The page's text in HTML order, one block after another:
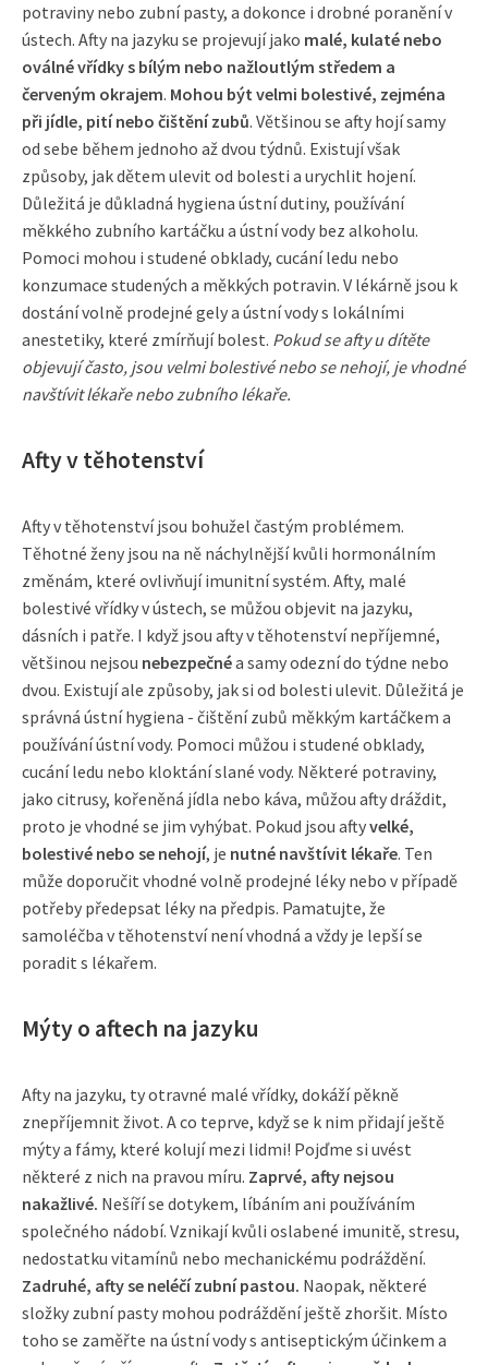
potraviny nebo zubní pasty, a dokonce i drobné poranění v
ústech. Afty na jazyku se projevují jako malé, kulaté nebo
oválné vřídky s bílým nebo nažloutlým středem a
červeným okrajem. Mohou být velmi bolestivé, zejména
při jídle, pití nebo čištění zubů. Většinou se afty hojí samy
od sebe během jednoho až dvou týdnů. Existují však
způsoby, jak dětem ulevit od bolesti a urychlit hojení.
Důležitá je důkladná hygiena ústní dutiny, používání
měkkého zubního kartáčku a ústní vody bez alkoholu.
Pomoci mohou i studené obklady, cucání ledu nebo
konzumace studených a měkkých potravin. V lékárně jsou k
dostání volně prodejné gely a ústní vody s lokálními
anestetiky, které zmírňují bolest. Pokud se afty u dítěte
objevují často, jsou velmi bolestivé nebo se nehojí, je vhodné
navštívit lékaře nebo zubního lékaře.
Afty v těhotenství
Afty v těhotenství jsou bohužel častým problémem.
Těhotné ženy jsou na ně náchylnější kvůli hormonálním
změnám, které ovlivňují imunitní systém. Afty, malé
bolestivé vřídky v ústech, se můžou objevit na jazyku,
dásních i patře. I když jsou afty v těhotenství nepříjemné,
většinou nejsou nebezpečnéa samy odezní do týdne nebo
dvou. Existují ale způsoby, jak si od bolesti ulevit. Důležitá je
správná ústní hygiena - čištění zubů měkkým kartáčkem a
používání ústní vody. Pomoci můžou i studené obklady,
cucání ledu nebo kloktání slané vody. Některé potraviny,
jako citrusy, kořeněná jídla nebo káva, můžou afty dráždit,
proto je vhodné se jim vyhýbat. Pokud jsou aftyvelké,
bolestivé nebo se nehojí, je nutné navštívit lékaře. Ten
může doporučit vhodné volně prodejné léky nebo v případě
potřeby předepsat léky na předpis. Pamatujte, že
samoléčba v těhotenství není vhodná a vždy je lepší se
poradit s lékařem.
Mýty o aftech na jazyku
Afty na jazyku, ty otravné malé vřídky, dokáží pěkně
znepříjemnit život. A co teprve, když se k nim přidají ještě
mýty a fámy, které kolují mezi lidmi! Pojďme si uvést
některé z nich na pravou míru. Zaprvé, afty nejsou
nakažlivé. Nešíří se dotykem, líbáním ani používáním
společného nádobí. Vznikají kvůli oslabené imunitě, stresu,
nedostatku vitamínů nebo mechanickému podráždění.
Zadruhé, afty se neléčí zubní pastou. Naopak, některé
složky zubní pasty mohou podráždění ještě zhoršit. Místo
toho se zaměřte na ústní vody s antiseptickým účinkem a